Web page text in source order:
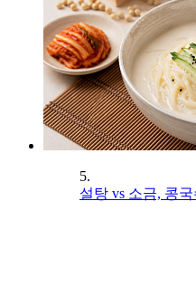
5.
설탕 vs 소금, 콩